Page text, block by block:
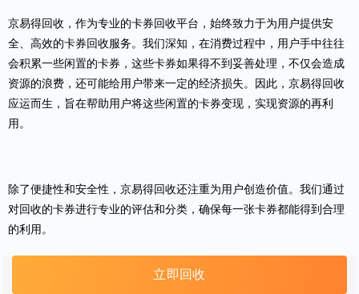
京易得回收，作为专业的卡券回收平台，始终致力于为用户提供安
全、高效的卡券回收服务。我们深知，在消费过程中，用户手中往往
会积累一些闲置的卡券，这些卡券如果得不到妥善处理，不仅会造成
资源的浪费，还可能给用户带来一定的经济损失。因此，京易得回收
应运而生，旨在帮助用户将这些闲置的卡券变现，实现资源的再利
用。
除了便捷性和安全性，京易得回收还注重为用户创造价值。我们通过
对回收的卡券进行专业的评估和分类，确保每一张卡券都能得到合理
的利用。
立即回收